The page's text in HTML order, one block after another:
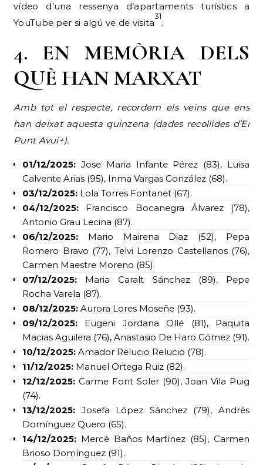
vídeo d’una ressenya d’apartaments turístics a
YouTube per si algú ve de visita
31
.
4. EN MEMÒRIA DELS
QUÈ HAN MARXAT
Amb tot el respecte, recordem els veïns que ens
han deixat aquesta quinzena (dades recollides d’El
Punt Avui+).
01/12/2025: Jose Maria Infante Pérez (83), Luisa
Calvente Arias (95), Inma Vargas González (68).
03/12/2025: Lola Torres Fontanet (67).
04/12/2025: Francisco Bocanegra Álvarez (78),
Antonio Grau Lecina (87).
06/12/2025: Mario Mairena Diaz (52), Pepa
Romero Bravo (77), Telvi Lorenzo Castellanos (76),
Carmen Maestre Moreno (85).
07/12/2025: Maria Caralt Sánchez (89), Pepe
Rocha Varela (87).
08/12/2025: Aurora Lores Moseñe (93).
09/12/2025: Eugeni Jordana Ollé (81), Paquita
Macias Aguilera (76), Anastasio De Haro Gómez (91).
10/12/2025: Amador Relucio Relucio (78).
11/12/2025: Manuel Ortega Ruiz (82).
12/12/2025: Carme Font Soler (90), Joan Vila Puig
(74).
13/12/2025: Josefa López Sánchez (79), Andrés
Domínguez Quero (65).
14/12/2025: Mercè Baños Martínez (85), Carmen
Brioso Domínguez (91).